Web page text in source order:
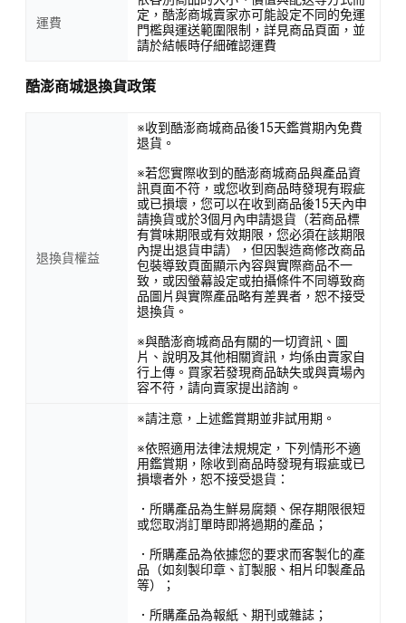
運費
定，酷澎商城賣家亦可能設定不同的免運
門檻與運送範圍限制，詳見商品頁面，並
請於結帳時仔細確認運費
酷澎商城退換貨政策
退換貨權益
※收到酷澎商城商品後15天鑑賞期內免費
退貨。
※若您實際收到的酷澎商城商品與產品資
訊頁面不符，或您收到商品時發現有瑕疵
或已損壞，您可以在收到商品後15天內申
請換貨或於3個月內申請退貨（若商品標
有賞味期限或有效期限，您必須在該期限
內提出退貨申請），但因製造商修改商品
包裝導致頁面顯示內容與實際商品不一
致，或因螢幕設定或拍攝條件不同導致商
品圖片與實際產品略有差異者，恕不接受
退換貨。
※與酷澎商城商品有關的一切資訊、圖
片、說明及其他相關資訊，均係由賣家自
行上傳。買家若發現商品缺失或與賣場內
容不符，請向賣家提出諮詢。
※請注意，上述鑑賞期並非試用期。
※依照適用法律法規規定，下列情形不適
用鑑賞期，除收到商品時發現有瑕疵或已
損壞者外，恕不接受退貨：
．所購產品為生鮮易腐類、保存期限很短
或您取消訂單時即將過期的產品；
．所購產品為依據您的要求而客製化的產
品（如刻製印章、訂製服、相片印製產品
等）；
．所購產品為報紙、期刊或雜誌；